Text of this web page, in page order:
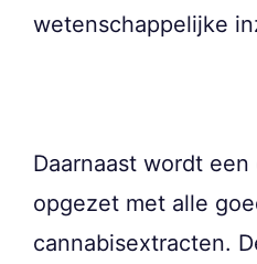
wetenschappelijke
Daarnaast wordt
opgezet met alle
cannabisextracten.